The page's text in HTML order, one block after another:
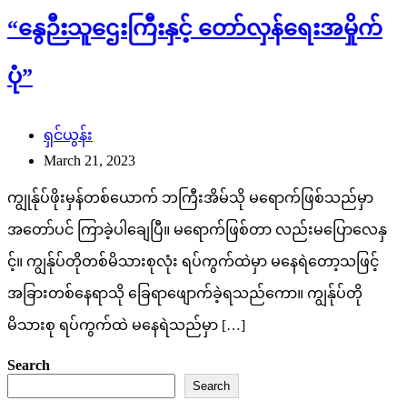
“နွေဉီးသူဌေးကြီးနှင့် တော်လှန်ရေးအမှိုက်
ပုံ”
ရှင်ယွန်း
March 21, 2023
ကျွုန်ုပ်ဖိုးမှန်တစ်ယောက် ဘကြီးအိမ်သို မရောက်ဖြစ်သည်မှာ
အတော်ပင် ကြာခဲ့ပါချေပြီ။ မရောက်ဖြစ်တာ လည်းမပြောလေနှ
င့်။ ကျွန်ုပ်တိုတစ်မိသားစုလုံး ရပ်ကွက်ထဲမှာ မနေရဲတော့သဖြင့်
အခြားတစ်နေရာသို ခြေရာဖျောက်ခဲ့ရသည်ကော။ ကျွန်ုပ်တို
မိသားစု ရပ်ကွက်ထဲ မနေရဲသည်မှာ […]
Search
Search